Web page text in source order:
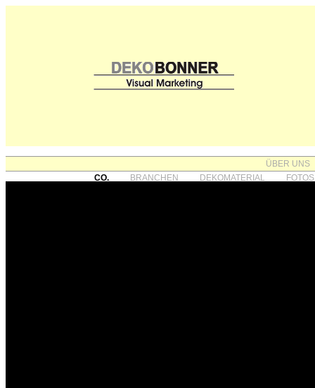
ÜBER UNS
CO.
BRANCHEN DEKOMATERIAL FOTOS